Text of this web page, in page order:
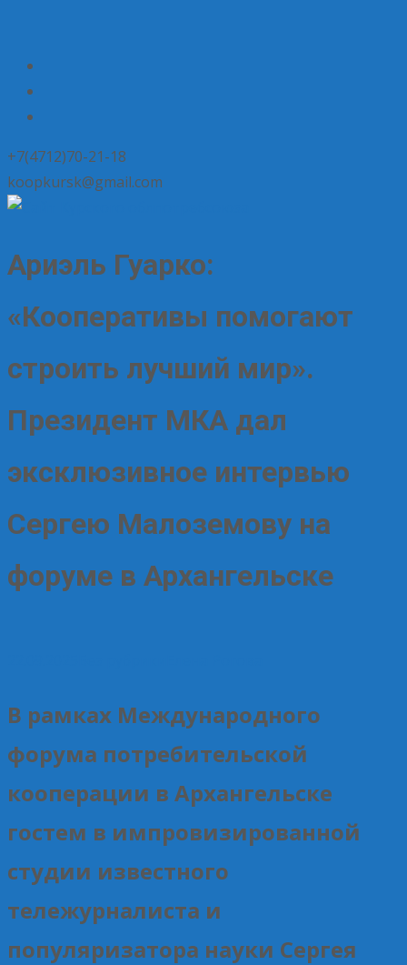
+7(4712)70-21-18
koopkursk@gmail.com
Ариэль Гуарко:
«Кооперативы помогают
строить лучший мир».
Президент МКА дал
эксклюзивное интервью
Сергею Малоземову на
форуме в Архангельске
В рамках Международного
форума потребительской
кооперации в Архангельске
гостем в импровизированной
студии известного
тележурналиста и
популяризатора науки Сергея